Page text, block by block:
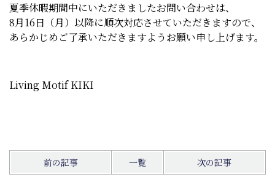
夏季休暇期間中にいただきましたお問い合わせは、
8月16日（月）以降に順次対応させていただきますので、
あらかじめご了承いただきますようお願い申し上げます。
Living Motif KIKI
前の記事 一覧 次の記事